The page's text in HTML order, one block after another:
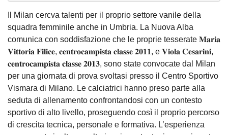
Il Milan cercva talenti per il proprio settore vanile della
squadra femminile anche in Umbria. La Nuova Alba
comunica con soddisfazione che le proprie tesserate 𝐌𝐚𝐫𝐢𝐚
𝐕𝐢𝐭𝐭𝐨𝐫𝐢𝐚 𝐅𝐢𝐥𝐢𝐜𝐞, 𝐜𝐞𝐧𝐭𝐫𝐨𝐜𝐚𝐦𝐩𝐢𝐬𝐭𝐚 𝐜𝐥𝐚𝐬𝐬𝐞 𝟐𝟎𝟏𝟏, e 𝐕𝐢𝐨𝐥𝐚 𝐂𝐞𝐬𝐚𝐫𝐢𝐧𝐢,
𝐜𝐞𝐧𝐭𝐫𝐨𝐜𝐚𝐦𝐩𝐢𝐬𝐭𝐚 𝐜𝐥𝐚𝐬𝐬𝐞 𝟐𝟎𝟏𝟑, sono state convocate dal Milan
per una giornata di prova svoltasi presso il Centro Sportivo
Vismara di Milano. Le calciatrici hanno preso parte alla
seduta di allenamento confrontandosi con un contesto
sportivo di alto livello, proseguendo così il proprio percorso
di crescita tecnica, personale e formativa. L’esperienza